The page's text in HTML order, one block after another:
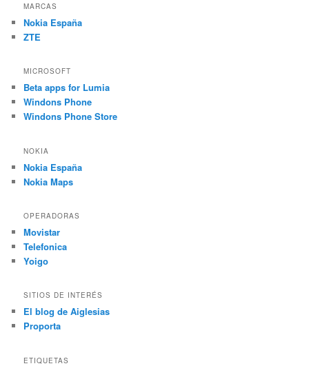
MARCAS
Nokia España
ZTE
MICROSOFT
Beta apps for Lumia
Windons Phone
Windons Phone Store
NOKIA
Nokia España
Nokia Maps
OPERADORAS
Movistar
Telefonica
Yoigo
SITIOS DE INTERÉS
El blog de Aiglesias
Proporta
ETIQUETAS